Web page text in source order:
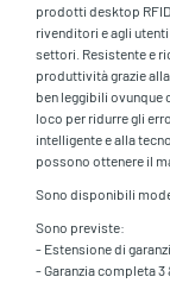
prodotti desktop
rivenditori e agli
settori. Resistente e
produttività grazie
ben leggibili ovunque
loco per ridurre gli
intelligente e alla
possono ottenere il
Sono disponibili
Sono previste:
- Estensione di
- Garanzia completa 3